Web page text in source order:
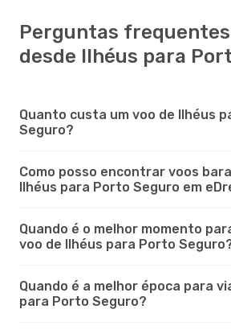
Perguntas
desde Ilhéus para
Quanto custa um voo de Ilhéus
Seguro?
Como posso encontrar voos
Ilhéus para Porto Seguro em
Quando é o melhor momento
voo de Ilhéus para Porto
Quando é a melhor época para
para Porto Seguro?